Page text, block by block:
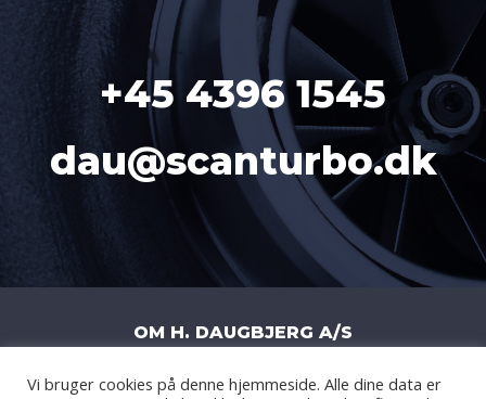
+45 4396 1545
dau@scanturbo.dk
OM H. DAUGBJERG A/S
H. DAUGBJERG A/S | LITERBUEN 11J |
Vi bruger cookies på denne hjemmeside. Alle dine data er